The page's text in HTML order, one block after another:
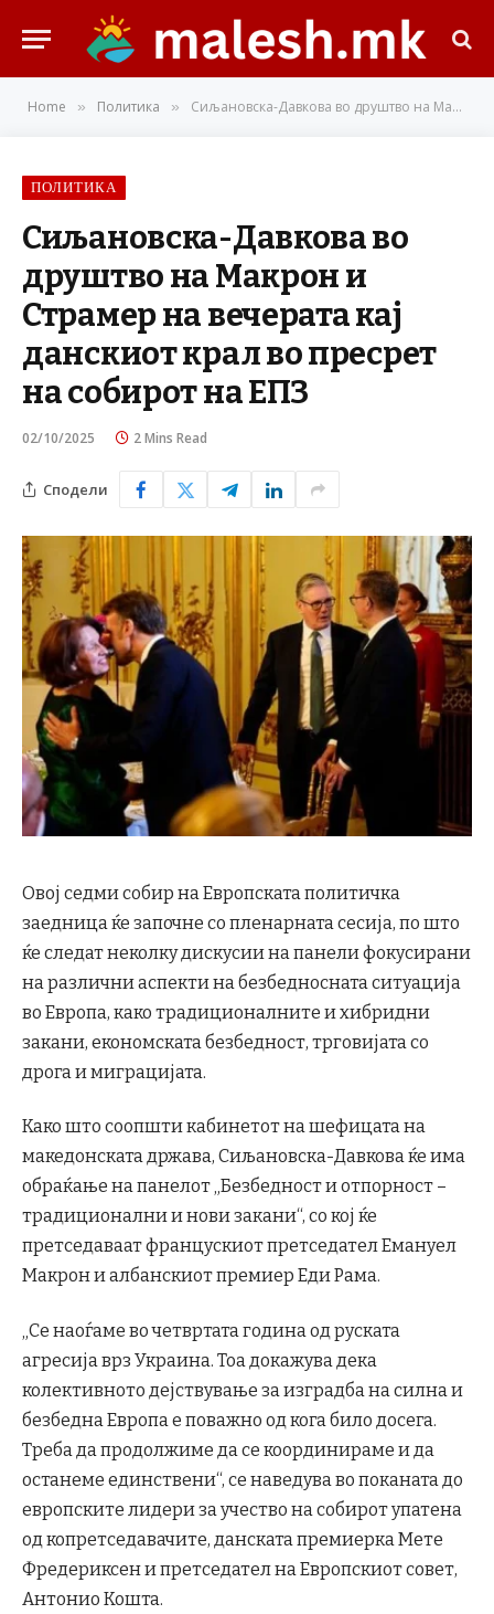
Home » Политика » Сиљановска-Давкова во друштво на Макрон и Страмер на вечерата кај данскиот крал во пресрет на собирот на ЕПЗ
ПОЛИТИКА
Сиљановска-Давкова во
друштво на Макрон и
Страмер на вечерата кај
данскиот крал во пресрет
на собирот на ЕПЗ
02/10/2025 2 Mins Read
Сподели
Овој седми собир на Европската политичка
заедница ќе започне со пленарната сесија, по што
ќе следат неколку дискусии на панели фокусирани
на различни аспекти на безбедносната ситуација
во Европа, како традиционалните и хибридни
закани, економската безбедност, трговијата со
дрога и миграцијата.
Како што соопшти кабинетот на шефицата на
македонската држава, Сиљановска-Давкова ќе има
обраќање на панелот „Безбедност и отпорност –
традиционални и нови закани“, со кој ќе
претседаваат францускиот претседател Емануел
Макрон и албанскиот премиер Еди Рама.
„Се наоѓаме во четвртата година од руската
агресија врз Украина. Тоа докажува дека
колективното дејствување за изградба на силна и
безбедна Европа е поважно од кога било досега.
Треба да продолжиме да се координираме и да
останеме единствени“, се наведува во поканата до
европските лидери за учество на собирот упатена
од копретседавачите, данската премиерка Мете
Фредериксен и претседател на Европскиот совет,
Антонио Кошта.